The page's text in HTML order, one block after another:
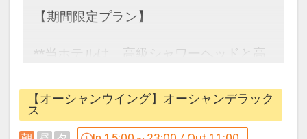
【期間限定プラン】
**当ホテルは、高級シャワーヘッドと高
意しております**
【ご朝食】
【オーシャンウイング】オーシャンデラック
ス